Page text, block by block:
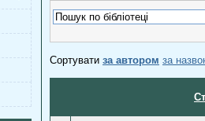
Сортувати за автором за